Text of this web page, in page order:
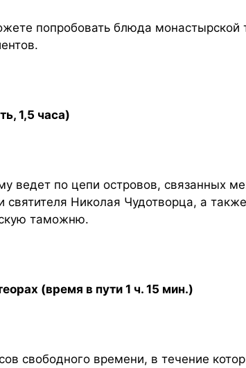
попробовать блюда монастырской
1,5 часа)
ведет по цепи островов, связанных
Николая Чудотворца, а
таможню.
(время в пути 1 ч. 15 мин.)
свободного времени, в течение